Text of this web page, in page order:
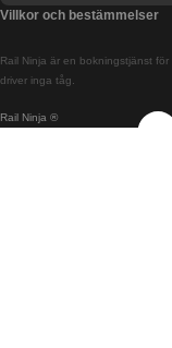
Rail Ninja ®
Rail Ninja är en bokningstjänst
driver inga tåg.
Villkor och bestämmelser